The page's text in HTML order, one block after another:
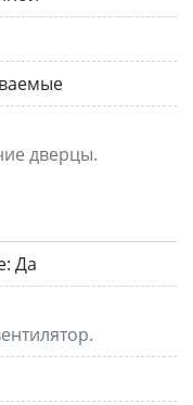
дверцы.
Да